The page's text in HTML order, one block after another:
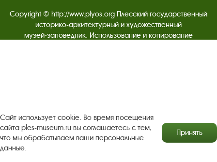
Copyright © http://www.plyos.org Плесский государственный
историко-архитектурный и художественный
музей‑заповедник. Использование и копирование
Политика конфиденциальности
Сайт использует cookie. Во время посещения
сайта ples-museum.ru вы соглашаетесь с тем,
что мы обрабатываем ваши персональные
данные.
Принять